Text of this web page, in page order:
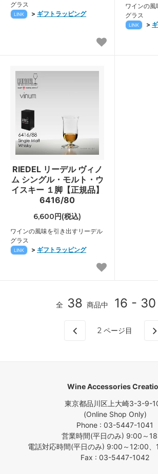
グラス
LINK > ギフトラッピング
ワインの
グラス
LINK >
RIEDEL リーデル ヴィノ
ム シングル・モルト・ウ
イスキー １脚【正規品】
6416/80
6,600円(税込)
ワインの風味を引き出すリーデル
グラス
LINK > ギフトラッピング
全 38 商品中 16 - 30
2 ページ目
Wine Accessories
東京都品川区上大崎3-3-9-
(Online Shop Only)
Phone : 03-5447-1041
営業時間(平日のみ) 9:00～
電話対応時間(平日のみ) 9:00～12:00
Fax : 03-5447-1042